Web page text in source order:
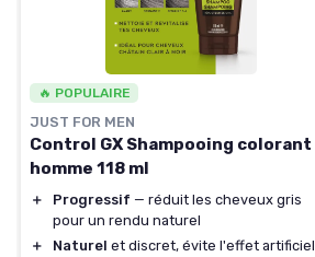
🔥 POPULAIRE
JUST FOR MEN
Control GX Shampooing colorant
homme 118 ml
＋ Progressif — réduit les cheveux gris
pour un rendu naturel
＋
Naturel et discret, évite l'effet artificiel